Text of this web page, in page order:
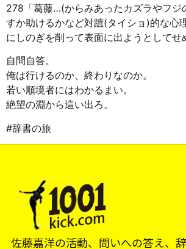
278「葛藤…(からみあったカズラやフジ
すか助けるかなど対蹠(タイショ)的な心
にしのぎを削って表面に出ようとしてせ
自問自答。
俺は行けるのか、終わりなのか。
若い順境者にはわかるまい。
絶望の淵から這い出ろ。
#辞書の旅
佐藤嘉洋の活動、問いへの答え、